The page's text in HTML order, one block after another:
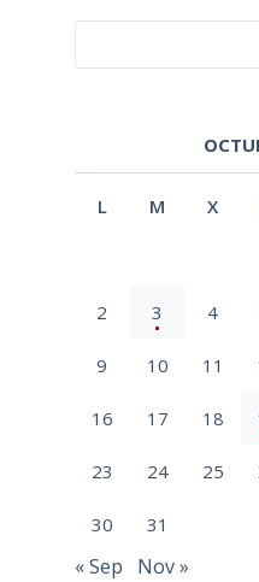
L M X
2 3 4
9 10 11
16 17 18
23 24 25
30 31
« Sep Nov »